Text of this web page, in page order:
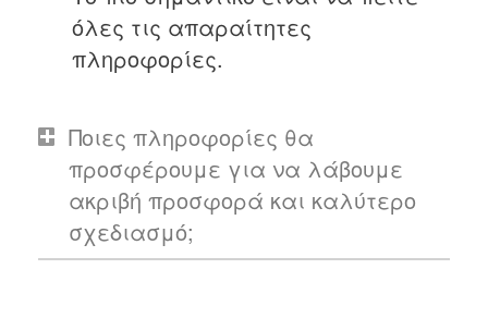
όλες τις απαραίτητες
πληροφορίες.
Ποιες πληροφορίες θα
προσφέρουμε για να λάβουμε
ακριβή προσφορά και καλύτερο
σχεδιασμό;